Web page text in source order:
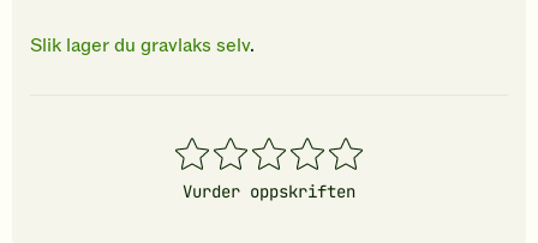
Slik lager du gravlaks selv.
1
stjerner
2
stjerner
3
stjerner
4
stjerner
5
stjerner
Vurder oppskriften